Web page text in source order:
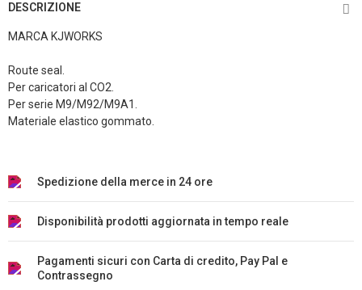
DESCRIZIONE
MARCA KJWORKS
Route seal.
Per caricatori al CO2.
Per serie M9/M92/M9A1.
Materiale elastico gommato.
Spedizione della merce in 24 ore
Disponibilità prodotti aggiornata in tempo reale
Pagamenti sicuri con Carta di credito, Pay Pal e
Contrassegno